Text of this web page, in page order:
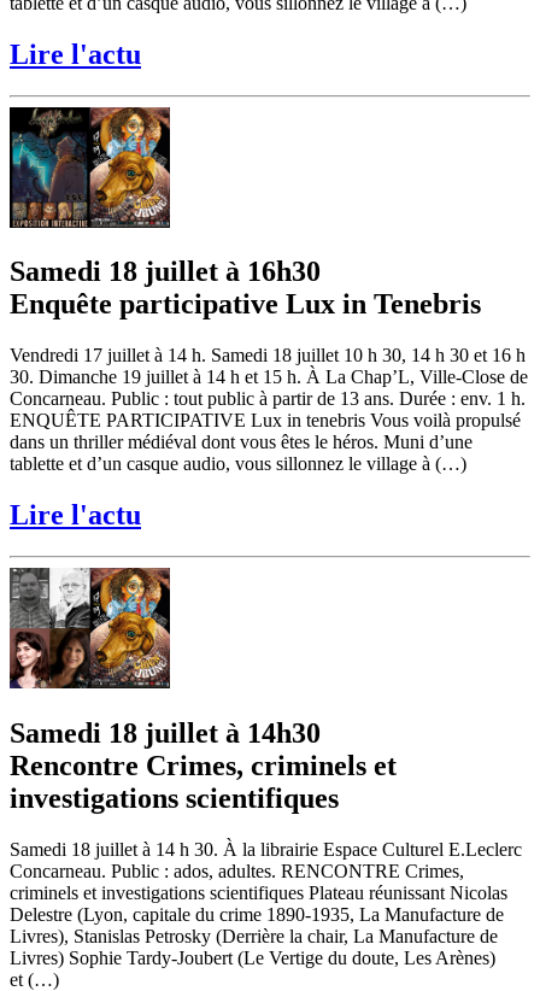
Lire l'actu
Samedi 18 juillet à 16h30
Enquête participative Lux in Tenebris
Vendredi 17 juillet à 14 h. Samedi 18 juillet 10 h 30, 14 h 30 et 16 h
30. Dimanche 19 juillet à 14 h et 15 h. À La Chap’L, Ville-Close de
Concarneau. Public : tout public à partir de 13 ans. Durée : env. 1 h.
ENQUÊTE PARTICIPATIVE Lux in tenebris Vous voilà propulsé
dans un thriller médiéval dont vous êtes le héros. Muni d’une
tablette et d’un casque audio, vous sillonnez le village à (…)
Lire l'actu
Samedi 18 juillet à 14h30
Rencontre Crimes, criminels et
investigations scientifiques
Samedi 18 juillet à 14 h 30. À la librairie Espace Culturel E.Leclerc
Concarneau. Public : ados, adultes. RENCONTRE Crimes,
criminels et investigations scientifiques Plateau réunissant Nicolas
Delestre (Lyon, capitale du crime 1890-1935, La Manufacture de
Livres), Stanislas Petrosky (Derrière la chair, La Manufacture de
Livres) Sophie Tardy-Joubert (Le Vertige du doute, Les Arènes)
et (…)